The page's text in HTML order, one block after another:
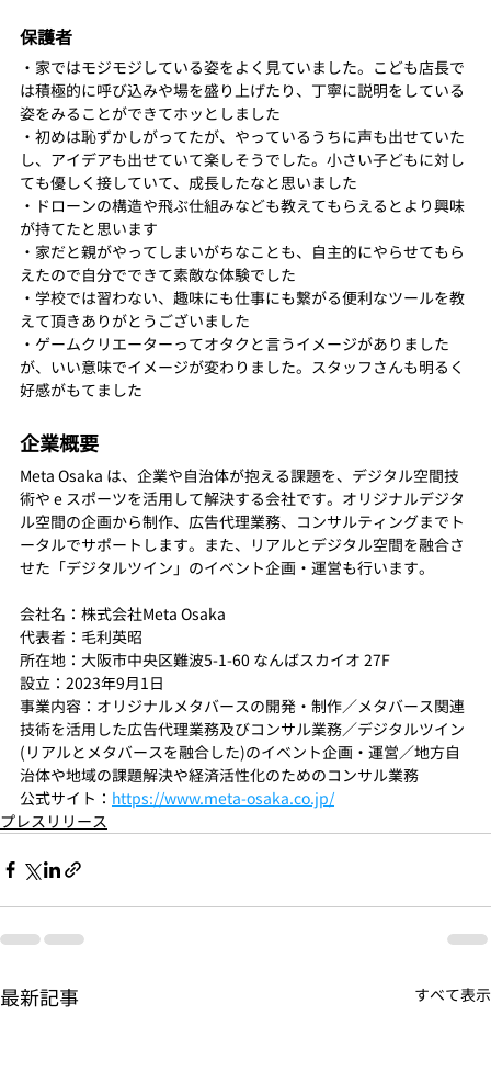
保護者
・家ではモジモジしている姿をよく見ていました。こども店長で
は積極的に呼び込みや場を盛り上げたり、丁寧に説明をしている
姿をみることができてホッとしました
・初めは恥ずかしがってたが、やっているうちに声も出せていた
し、アイデアも出せていて楽しそうでした。小さい子どもに対し
ても優しく接していて、成長したなと思いました
・ドローンの構造や飛ぶ仕組みなども教えてもらえるとより興味
が持てたと思います
・家だと親がやってしまいがちなことも、自主的にやらせてもら
えたので自分でできて素敵な体験でした
・学校では習わない、趣味にも仕事にも繋がる便利なツールを教
えて頂きありがとうございました
・ゲームクリエーターってオタクと言うイメージがありました
が、いい意味でイメージが変わりました。スタッフさんも明るく
好感がもてました
企業概要
Meta Osaka は、企業や自治体が抱える課題を、デジタル空間技
術や e スポーツを活用して解決する会社です。オリジナルデジタ
ル空間の企画から制作、広告代理業務、コンサルティングまでト
ータルでサポートします。また、リアルとデジタル空間を融合さ
せた「デジタルツイン」のイベント企画・運営も行います。
会社名：株式会社Meta Osaka
代表者：毛利英昭
所在地：大阪市中央区難波5-1-60 なんばスカイオ 27F
設立：2023年9月1日
事業内容：オリジナルメタバースの開発・制作／メタバース関連
技術を活用した広告代理業務及びコンサル業務／デジタルツイン
(リアルとメタバースを融合した)のイベント企画・運営／地方自
治体や地域の課題解決や経済活性化のためのコンサル業務
公式サイト： https://www.meta-osaka.co.jp/
プレスリリース
最新記事 すべて表示